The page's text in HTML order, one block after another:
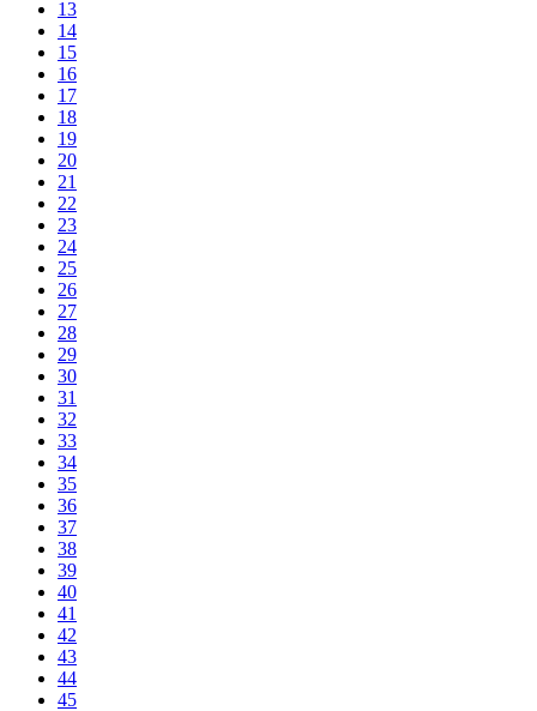
13
14
15
16
17
18
19
20
21
22
23
24
25
26
27
28
29
30
31
32
33
34
35
36
37
38
39
40
41
42
43
44
45